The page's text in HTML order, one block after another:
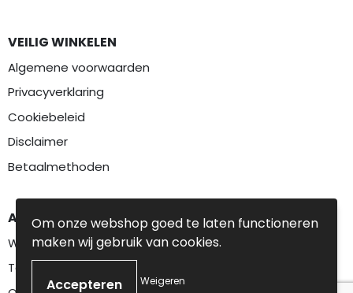
VEILIG WINKELEN
Algemene voorwaarden
Privacyverklaring
Cookiebeleid
Disclaimer
Betaalmethoden
AANBEVOLEN CATEGORIEËN
Werkkleding
Textiel
Om onze webshop goed te laten functioneren
maken wij gebruik van cookies.
Weigeren